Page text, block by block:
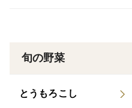
晴天率が非常に高いため
旬の野菜
とうもろこし